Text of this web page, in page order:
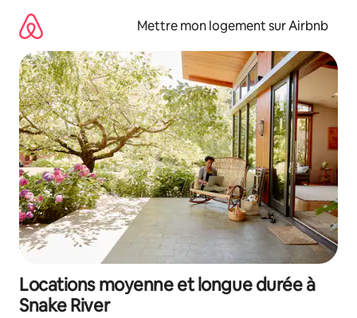
directement
contenu
Mettre mon logement sur Airbnb
Locations moyenne et longue durée à
Snake River